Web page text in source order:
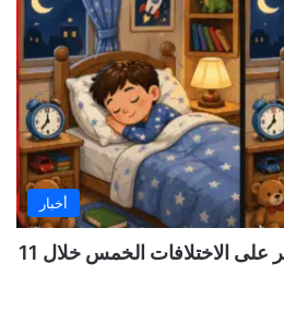
أخبار
«فتح عينك كويس».. اعثر على الاختلافات الخمس خلال 11